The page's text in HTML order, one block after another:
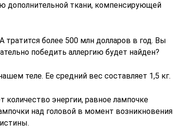
дополнительной ткани, компенсирующей
тратится более 500 млн долларов в год. Вы
победить аллергию будет найден?
теле. Ее средний вес составляет 1,5 кг.
энергии, равное лампочке
над головой в момент возникновения